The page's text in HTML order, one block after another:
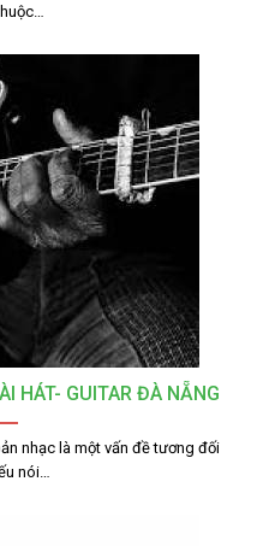
HÁT- GUITAR ĐÀ NẴNG
nhạc là một vấn đề tương đối
nói…